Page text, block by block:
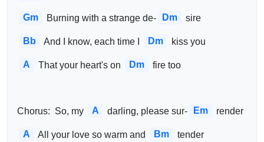
Gm Burning with a strange de- Dm sire
Bb And I know, each time I Dm kiss you
A That your heart's on Dm fire too
Chorus:  So, my A darling, please sur- Em render
A All your love so warm and Bm tender